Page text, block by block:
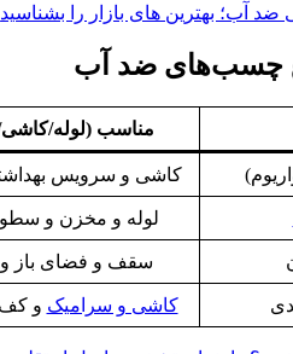
آب؛ بهترین های بازار را بشناسید
چسب‌های ضد آب
مناسب (لوله/
کاشی و سرویس
لوله و مخزن و
سقف و فضای باز و
کاشی و سرامیک و کف